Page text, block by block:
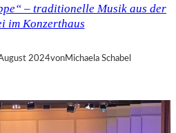
– traditionelle Musik aus der
im Konzerthaus
2024vonMichaela Schabel